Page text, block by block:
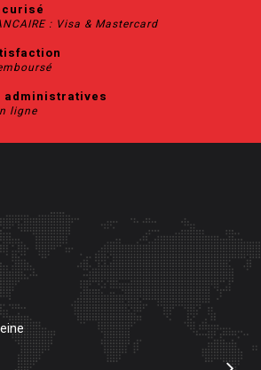
: Visa & Mastercard
administratives
ligne